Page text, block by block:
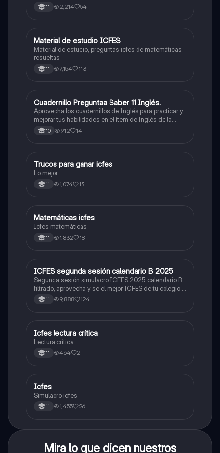
11 2,214 54
ICFES: Matemáticas
Material de estudio ICFES
Material de estudio, preguntas icfes de matemáticas
resueltas
11 7,154 113
ICFES: Inglés
Cuadernillo Preguntaa Saber 11 Inglés.
Aprovecha los cuadernillos de Inglés para practicar y
mejorar tus habilidades en el ítem de Inglés de la
Prueba Saber 11. 🫡
10 912 14
Química
Trucos para ganar icfes
Lo mejor
11 1,074 13
ICFES: Matemáticas
Matemáticas icfes
Icfes matemáticas
11 1,832 18
ICFES: Lectura Crítica
ICFES segunda sesión calendario B 2025
Segunda sesión simulacro ICFES 2025 calendario B
filtrado, aprovecha y se el mejor ICFES de tu colegio y
poder ingresar a universidad, y estudiar aquella
carrera con la que tanto sueñas.
11 9,888 124
Lengua Castellana
Icfes lectura crítica
Lectura crítica
11 464 2
ICFES: Sociales y Ciudadanas
Icfes
Simulacro icfes
11 1,455 26
Mira lo que dicen nuestros